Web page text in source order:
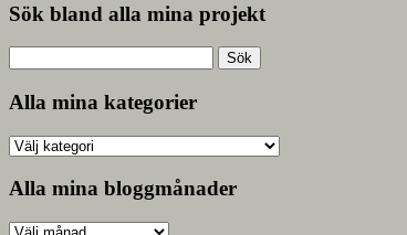
Sök bland alla mina projekt
efter:
Alla mina kategorier
Alla
kategorier
Alla mina bloggmånader
Alla